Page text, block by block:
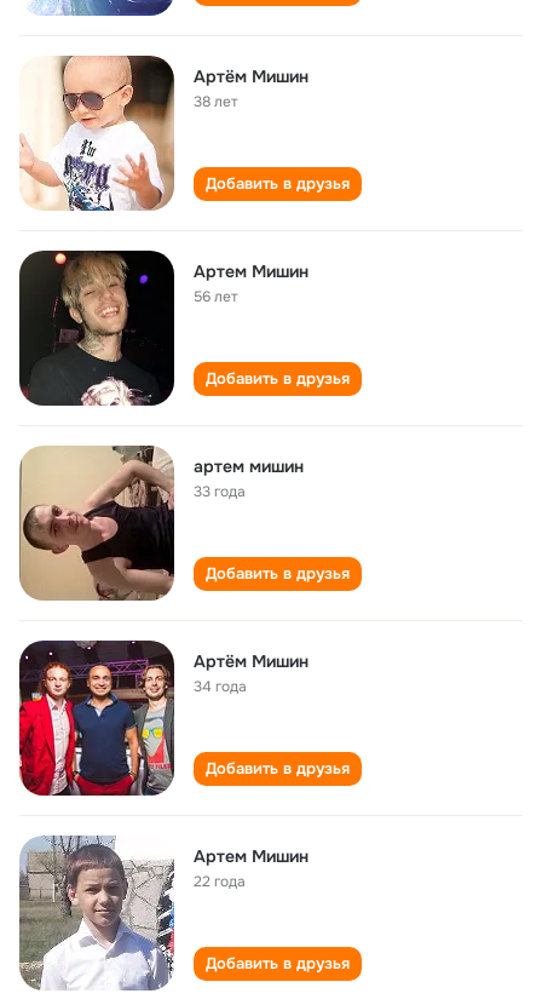
Артём Мишин
38 лет
Добавить в друзья
Артем Мишин
56 лет
Добавить в друзья
артем мишин
33 года
Добавить в друзья
Артём Мишин
34 года
Добавить в друзья
Артем Мишин
22 года
Добавить в друзья